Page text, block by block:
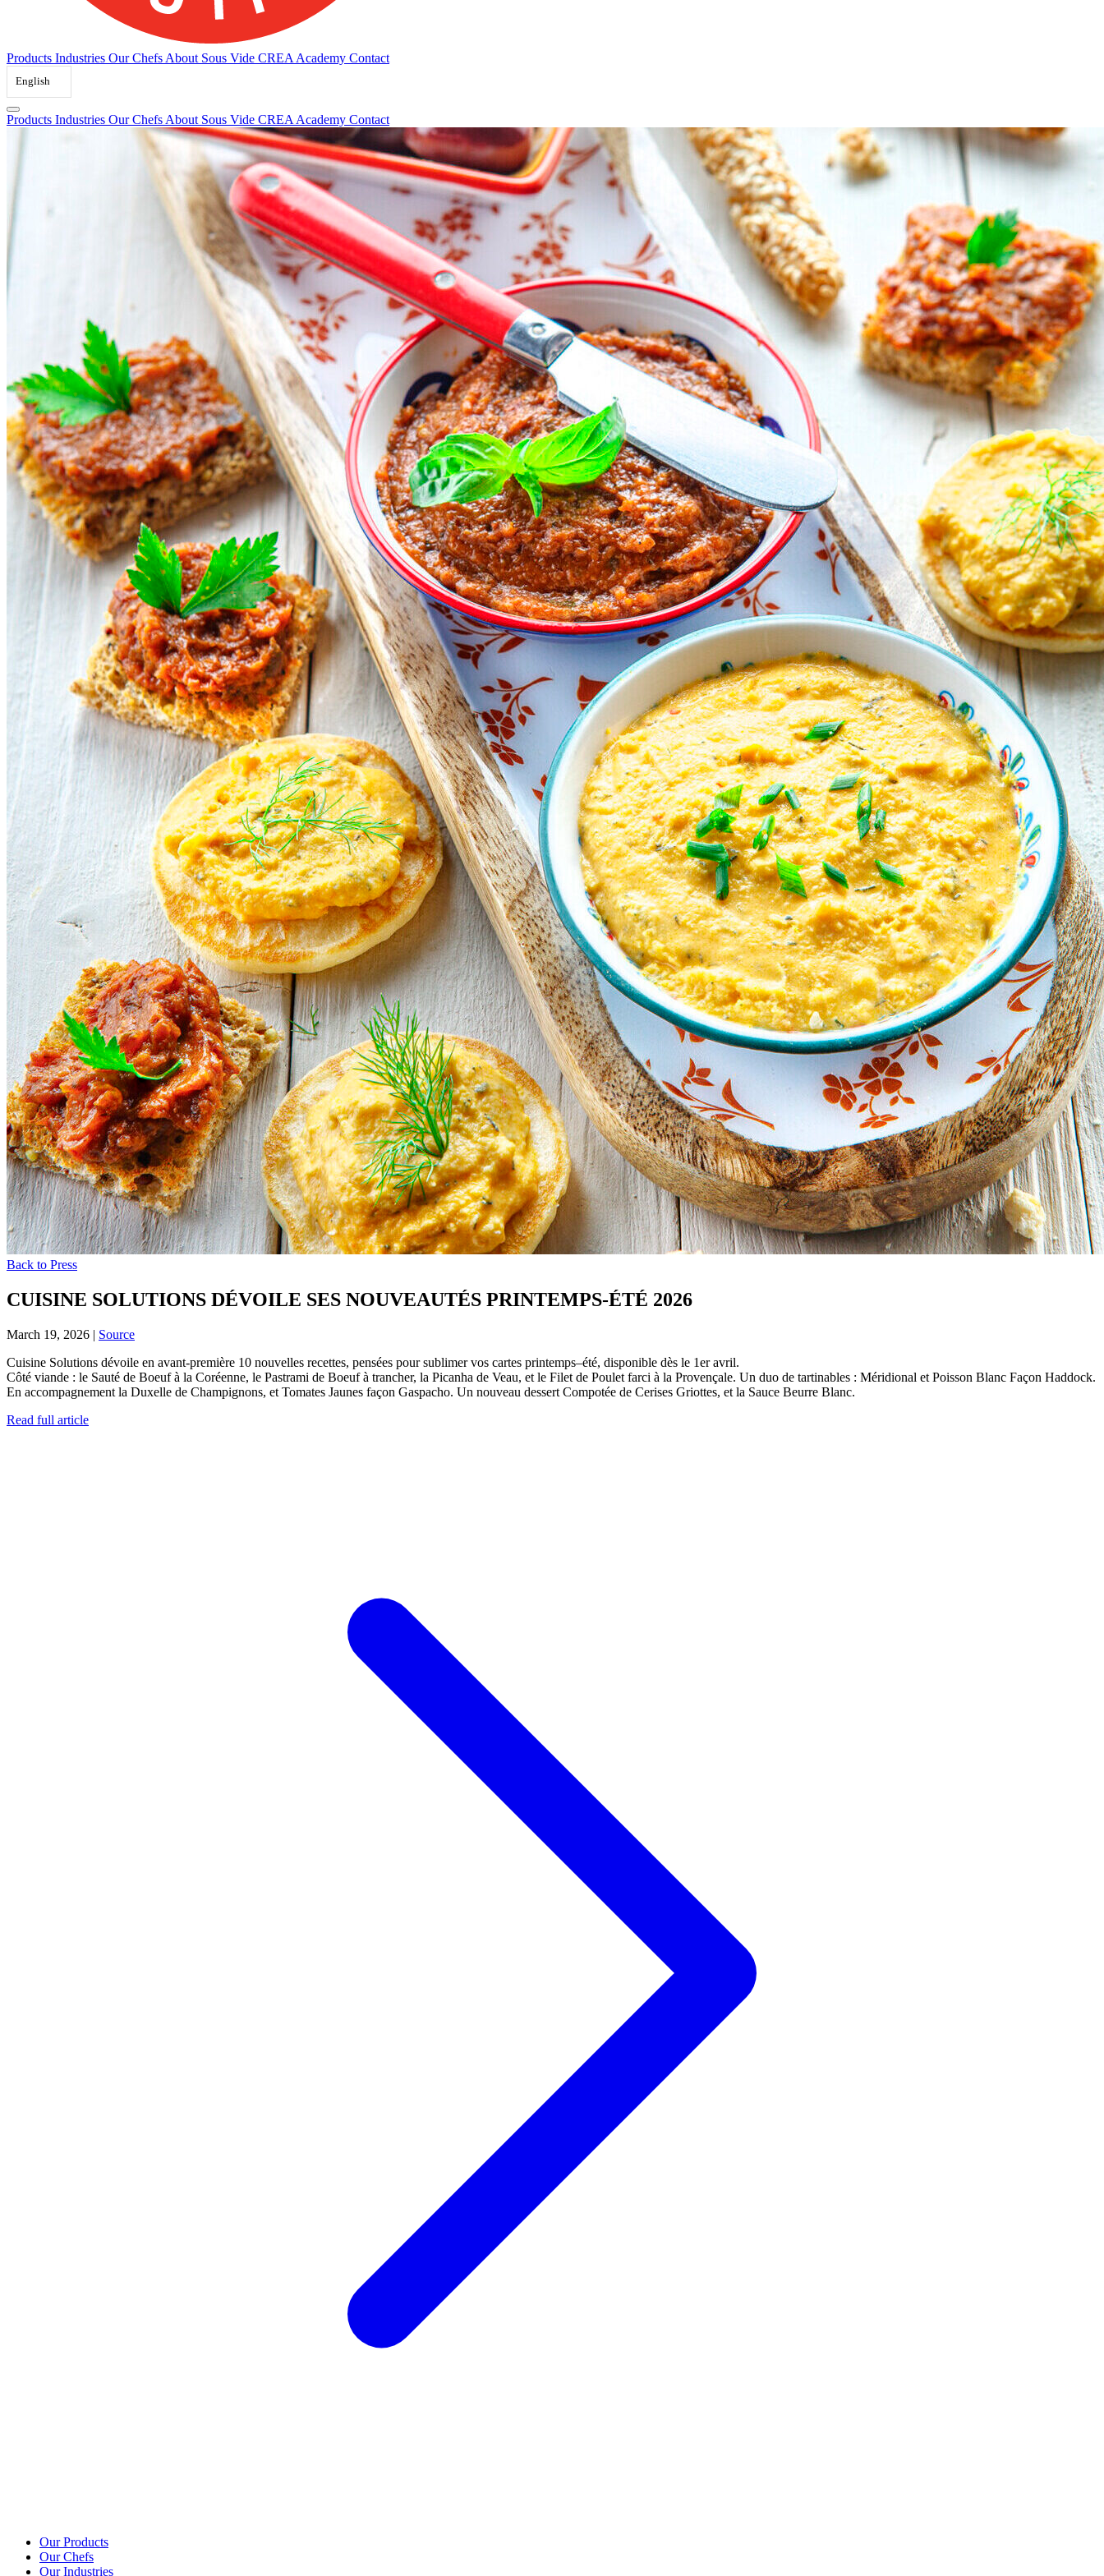
Products Industries Our Chefs About Sous Vide CREA Academy Contact
English
Products Industries Our Chefs About Sous Vide CREA Academy Contact
Back to Press
CUISINE SOLUTIONS DÉVOILE SES NOUVEAUTÉS PRINTEMPS-ÉTÉ 2026
March 19, 2026 | Source
Cuisine Solutions dévoile en avant-première 10 nouvelles recettes, pensées pour sublimer vos cartes printemps–été, disponible dès le 1er avril.⁠
Côté viande : le Sauté de Boeuf à la Coréenne, le Pastrami de Boeuf à trancher, la Picanha de Veau, et le Filet de Poulet farci à la Provençale. Un duo de tartinables : Méridional et Poisson Blanc Façon Haddock.
En accompagnement la Duxelle de Champignons, et Tomates Jaunes façon Gaspacho. Un nouveau dessert Compotée de Cerises Griottes, et la Sauce Beurre Blanc.⁠
Read full article
Our Products
Our Chefs
Our Industries